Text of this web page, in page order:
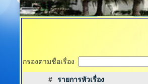
กรองตามชื่อเรื่อง
#
รายการหัวเรื่อง